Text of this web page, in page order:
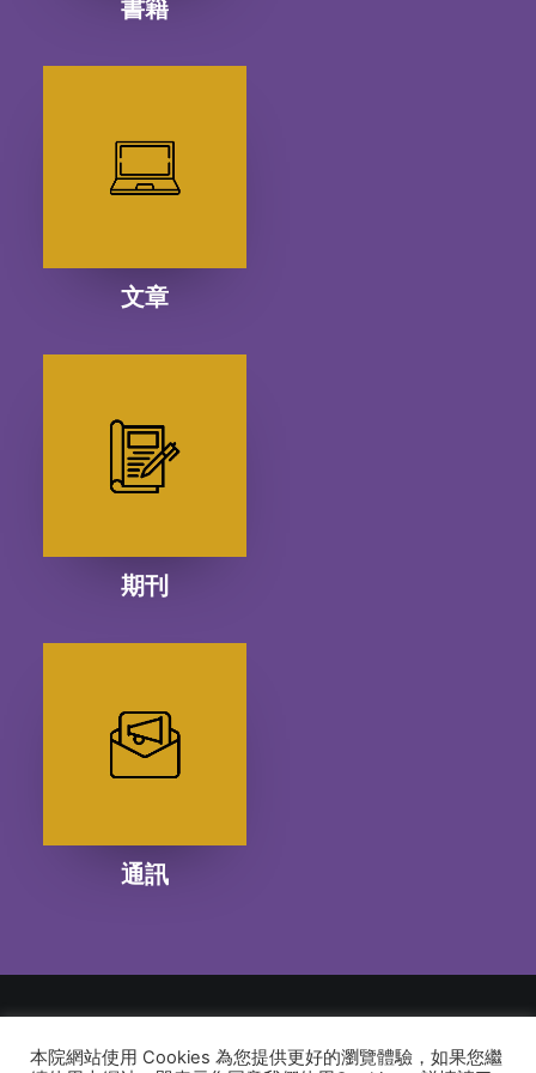
書籍
文章
期刊
通訊
© 2026 建道神學院Alliance Bible Seminary. All rights reserved
本院網站使用 Cookies 為您提供更好的瀏覽體驗，如果您繼